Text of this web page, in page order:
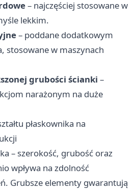
– najczęściej stosowane w
lekkim.
– poddane dodatkowym
stosowane w maszynach
grubości ścianki –
narażonym na duże
płaskownika na
– szerokość, grubość oraz
wpływa na zdolność
Grubsze elementy gwarantują